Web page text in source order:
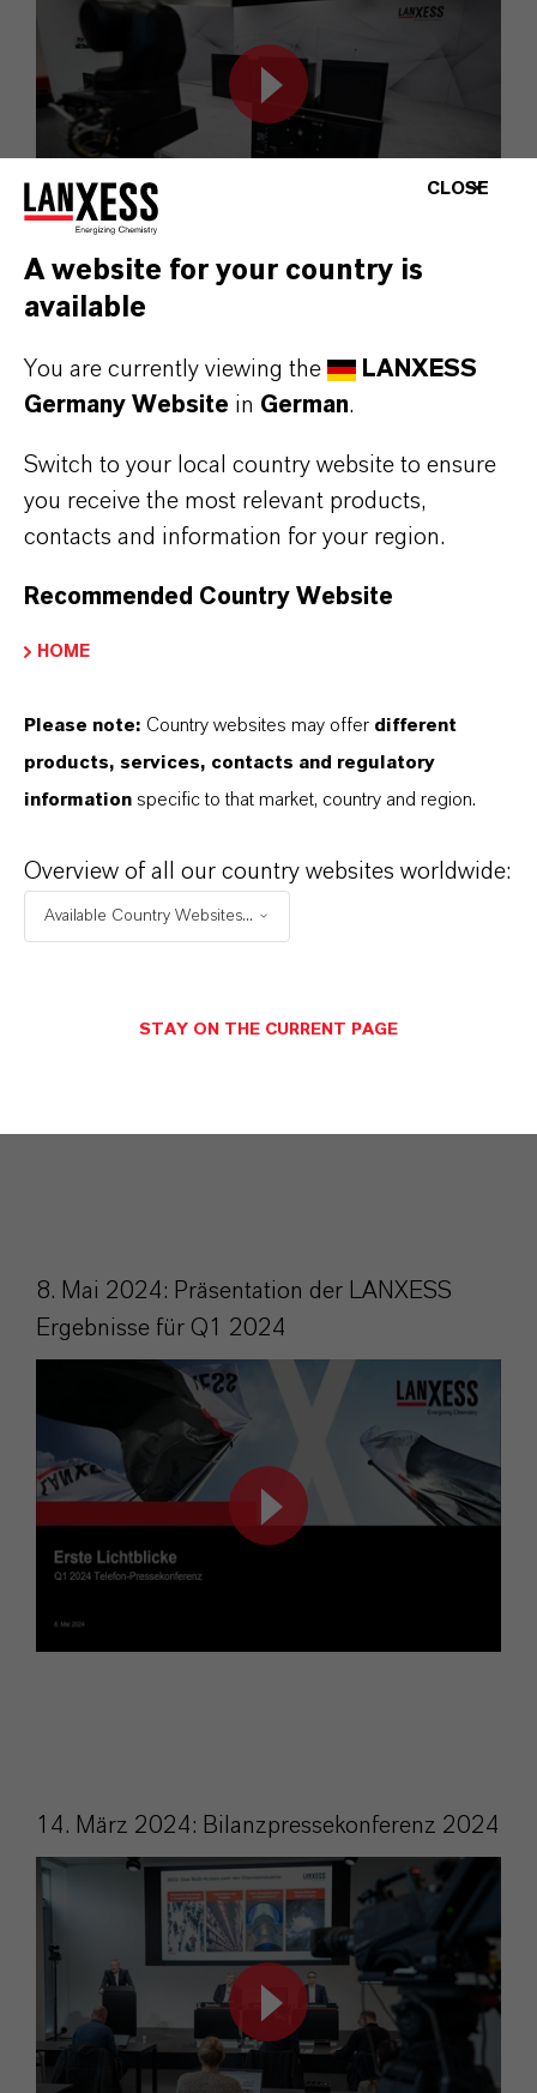
9. August 2024: Präsentation der LANXESS
24. Mai 2024: LANXESS Hauptversammlung
– Rede von CEO Matthias Zachert
8. Mai 2024: Präsentation der LANXESS
Ergebnisse für Q1 2024
14. März 2024: Bilanzpressekonferenz 2024
CLOSE
A website for your country is
available
You are currently viewing the
LANXESS
Germany Website in German.
Switch to your local country website to ensure
you receive the most relevant products,
contacts and information for your region.
Recommended Country Website
HOME
Please note: Country websites may offer different
products, services, contacts and regulatory
information specific to that market, country and region.
Overview of all our country websites worldwide:
Available Country Websites...
STAY ON THE CURRENT PAGE